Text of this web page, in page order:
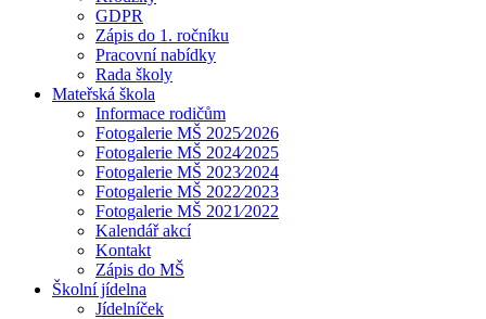
GDPR
Zápis do 1. ročníku
Pracovní nabídky
Rada školy
Mateřská škola
Informace rodičům
Fotogalerie MŠ 2025⁄2026
Fotogalerie MŠ 2024⁄2025
Fotogalerie MŠ 2023⁄2024
Fotogalerie MŠ 2022⁄2023
Fotogalerie MŠ 2021⁄2022
Kalendář akcí
Kontakt
Zápis do MŠ
Školní jídelna
Jídelníček